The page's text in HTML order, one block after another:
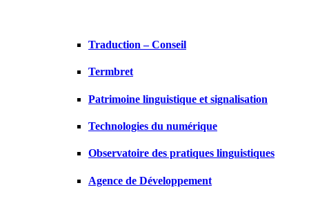
Traduction – Conseil
Termbret
Patrimoine linguistique et signalisation
Technologies du numérique
Observatoire des pratiques linguistiques
Agence de Développement